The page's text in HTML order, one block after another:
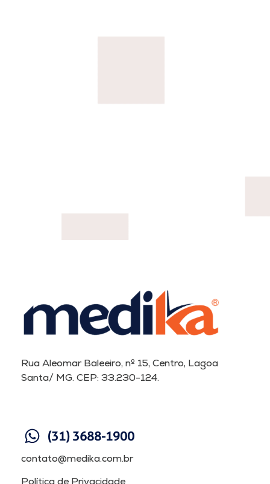
Rua Aleomar Baleeiro, nº 15, Centro, Lagoa
Santa/ MG. CEP: 33.230-124.
(31) 3688-1900
contato@medika.com.br
Política de Privacidade